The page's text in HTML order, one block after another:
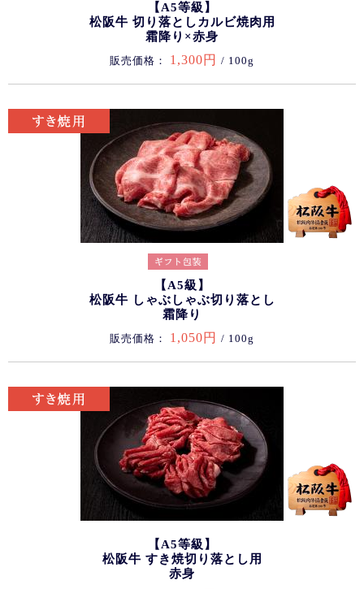
【A5等級】
松阪牛 切り落としカルビ焼肉用
霜降り×赤身
販売価格： 1,300円 / 100g
【A5級】
松阪牛 しゃぶしゃぶ切り落とし
霜降り
販売価格： 1,050円 / 100g
【A5等級】
松阪牛 すき焼切り落とし用
赤身